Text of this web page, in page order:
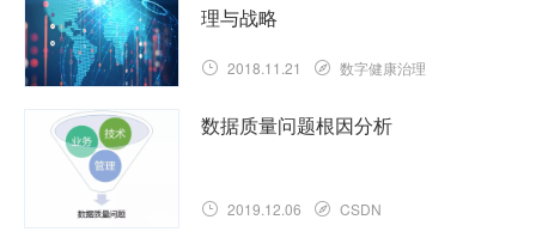
理与战略
2018.11.21 数字健康治理
数据质量问题根因分析
2019.12.06 CSDN